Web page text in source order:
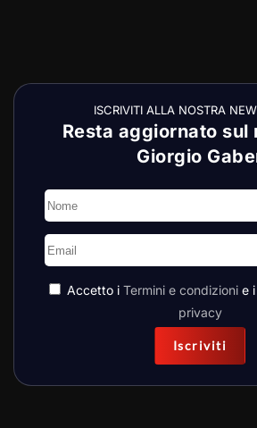
ISCRIVITI ALLA NOSTRA
Resta aggiornato sul
Giorgio
Accetto i Termini e condizioni e i
privacy
Iscriviti